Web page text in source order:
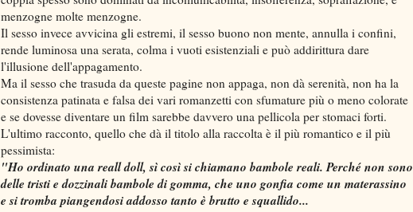
menzogne molte menzogne.
Il sesso invece avvicina gli estremi, il sesso buono non mente, annulla i confini,
rende luminosa una serata, colma i vuoti esistenziali e può addirittura dare
l'illusione dell'appagamento.
Ma il sesso che trasuda da queste pagine non appaga, non dà serenità, non ha la
consistenza patinata e falsa dei vari romanzetti con sfumature più o meno colorate
e se dovesse diventare un film sarebbe davvero una pellicola per stomaci forti.
L'ultimo racconto, quello che dà il titolo alla raccolta è il più romantico e il più
pessimista:
"Ho ordinato una reall doll, sì così si chiamano bambole reali. Perché non sono
delle tristi e dozzinali bambole di gomma, che uno gonfia come un materassino
e si tromba piangendosi addosso tanto è brutto e squallido...